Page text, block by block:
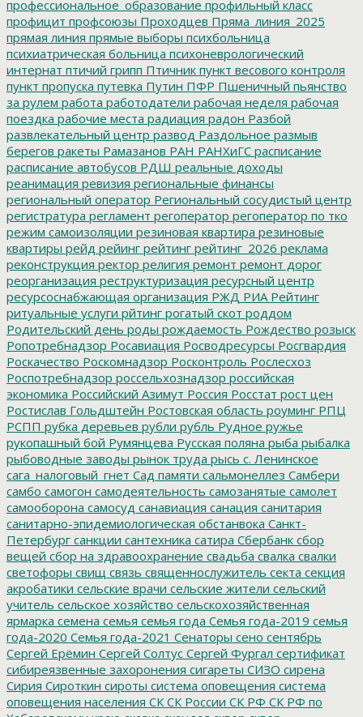
профессиональное_образование профильный класс
профицит профсоюзы Проходцев Пряма_линия_2025
прямая линия прямые выборы психбольница
психиатрическая больница психоневрологический
интернат птичий грипп Птичник пункт весового контроля
пункт пропуска путевка Путин ПФР Пшеничный пьянство
за рулем работа работодатели рабочая неделя рабочая
поездка рабочие места радиация радон Разбой
развлекательный центр развод Раздольное размыв
берегов ракеты Рамазанов РАН РАНХиГС расписание
расписание автобусов РДШ реальные доходы
реанимация ревизия региональные финансы
региональный оператор Региональный сосудистый центр
регистратура регламент регоператор регоператор по тко
режим самоизоляции резиновая квартира резиновые
квартиры рейд рейинг рейтинг рейтинг_2026 реклама
реконструкция ректор религия ремонт ремонт дорог
реорганизация реструктуризация ресурсный центр
ресурсоснабжающая организация РЖД РИА Рейтинг
ритуальные услуги рйтинг рогатый скот роддом
Родительский день роды рождаемость Рождество розыск
Ропотребнадзор Росавиация Росводресурсы Росгвардия
Роскачество Роскомнадзор Росконтроль Рослесхоз
Роспотребнадзор россельхознадзор российская
экономика Российский Азимут Россия Росстат рост цен
Ростислав Гольдштейн Ростовская область роуминг РПЦ
РСПП рубка деревьев рубли рубль Рудное ружье
рукопашный бой Румянцева Русская поляна рыба рыбалка
рыбоводные заводы рынок труда рысь с. Ленинское
сага_налоговый_гнет Сад памяти сальмонеллез Самбери
самбо самогон самодеятельность самозанятые самолет
самооборона самосуд санавиация санация санитария
санитарно-эпидемиологическая обстанвока Санкт-
Петербург санкции сантехника сатира Сбербанк сбор
вещей сбор на здравоохранение свадьба свалка свалки
светофоры свищ связь священнослужитель секта секция
акробатики сельские врачи сельские жители сельский
учитель сельское хозяйство сельскохозяйственная
ярмарка семена семья семья года Семья года-2019 семья
года-2020 Семья года-2021 Сенаторы сено сентябрь
Сергей Ерёмин Сергей Солтус Сергей Фургал сертификат
сибиреязвенные захоронения сигареты СИЗО сирена
Сирия Сироткин сироты система оповещения система
оповещения населения СК СК России СК РФ СК РФ по